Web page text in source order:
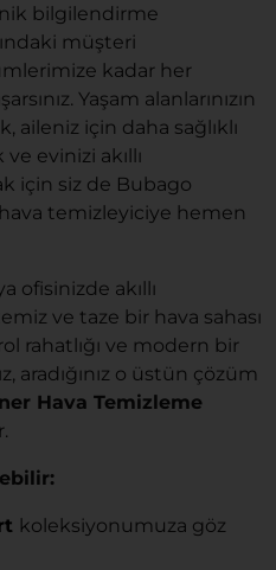
bilgilendirme
müşteri
kadar her
Yaşam alanlarınızın
aileniz için daha sağlıklı
evinizi akıllı
için siz de Bubago
hava temizleyiciye hemen
ofisinizde akıllı
ve taze bir hava sahası
rahatlığı ve modern bir
aradığınız o üstün çözüm
Hava Temizleme
koleksiyonumuza göz